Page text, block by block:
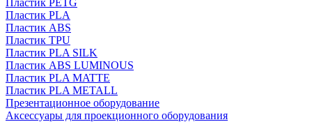
Пластик PETG
Пластик PLA
Пластик ABS
Пластик TPU
Пластик PLA SILK
Пластик ABS LUMINOUS
Пластик PLA MATTE
Пластик PLA METALL
Презентационное оборудование
Аксессуары для проекционного оборудования